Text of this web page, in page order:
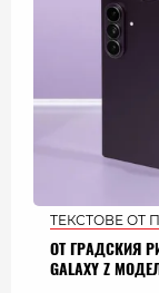
ТЕКСТОВЕ ОТ
ОТ ГРАДСКИЯ
GALAXY Z